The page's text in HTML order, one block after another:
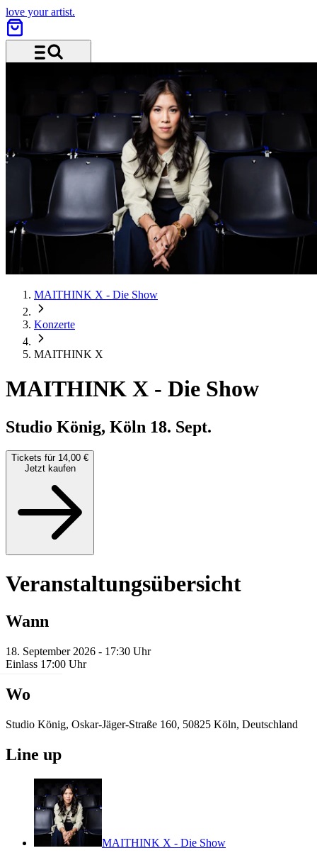
love your artist.
MAITHINK X - Die Show
Konzerte
MAITHINK X
MAITHINK X - Die Show
Studio König, Köln 18. Sept.
Tickets für 14,00 €
Jetzt kaufen
Veranstaltungsübersicht
Wann
18. September 2026 - 17:30 Uhr
Einlass 17:00 Uhr
Wo
Studio König, Oskar-Jäger-Straße 160, 50825 Köln, Deutschland
Line up
MAITHINK X - Die Show